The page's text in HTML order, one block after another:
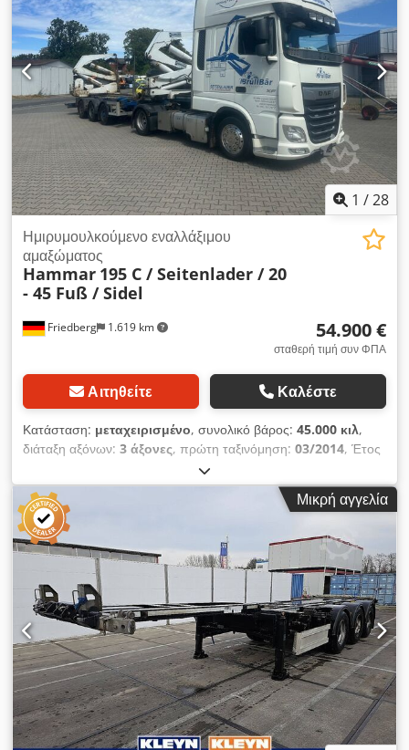
Φρένα * Μέγιστο επιτρεπόμενο βάρος: 11.730 kg *
Περισσότερες φωτογραφίες και βίντεο διατίθενται μέσω
Whatsapp * Οι πληροφορίες παρέχονται χωρίς εγγύηση και
υπόκεινται σε ενδεχόμενη ενδιάμεση πώληση.
1 /28
Friedberg 1.619 km
Ημιρυμουλκούμενο εναλλάξιμου
αμαξώματος
Hammar 195 C / Seitenlader / 20
- 45 Fuß / Sidel
54.900 €
σταθερή τιμή συν ΦΠΑ
Αιτηθείτε Καλέστε
Κατάσταση: μεταχειρισμένο, συνολικό βάρος: 45.000 κιλ,
διάταξη αξόνων: 3 άξονες, πρώτη ταξινόμηση: 03/2014, Έτος
, Εξοπλισμός:
195 C, πλευρικός γερανός φόρτωσης * Πρώτη κυκλοφορία:
03-2014 Dsdpfx Aszr Tm Ejaysck * Περιλαμβάνει
τηλεχειριστήριο * Για κοντέινερ 20 - 45 ποδών * Πλαίσιο με
τηλεσκοπική λειτουργία * Άξονας διεύθυνσης * Άξονες BPW *
Φρένα * Μέγιστο επιτρεπόμενο βάρος: 11.520 kg *
Περισσότερες φωτογραφίες και βίντεο διατίθενται μέσω
WhatsApp * Οι πληροφορίες παρέχονται χωρίς εγγύηση και
υπό την επιφύλαξη ενδιάμεσης πώλησης.
Μικρή αγγελία